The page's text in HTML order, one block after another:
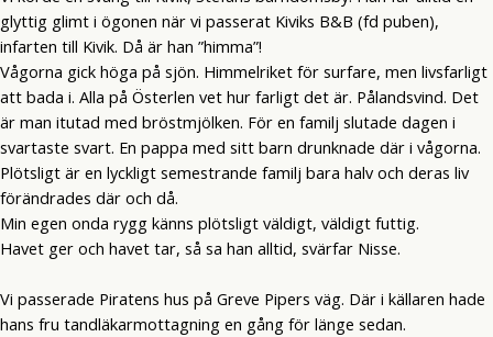
glyttig glimt i ögonen när vi passerat Kiviks B&B (fd puben),
infarten till Kivik. Då är han ”himma”!
Vågorna gick höga på sjön. Himmelriket för surfare, men livsfarligt
att bada i. Alla på Österlen vet hur farligt det är. Pålandsvind. Det
är man itutad med bröstmjölken. För en familj slutade dagen i
svartaste svart. En pappa med sitt barn drunknade där i vågorna.
Plötsligt är en lyckligt semestrande familj bara halv och deras liv
förändrades där och då.
Min egen onda rygg känns plötsligt väldigt, väldigt futtig.
Havet ger och havet tar, så sa han alltid, svärfar Nisse.
Vi passerade Piratens hus på Greve Pipers väg. Där i källaren hade
hans fru tandläkarmottagning en gång för länge sedan.